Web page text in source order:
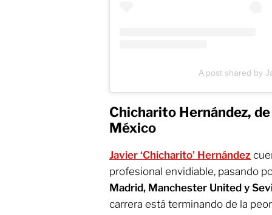
A post shared by
Chicharito Hernández,
México
Javier ‘Chicharito’ Hernández
profesional envidiable, pasando
Madrid, Manchester United y
carrera está terminando de la